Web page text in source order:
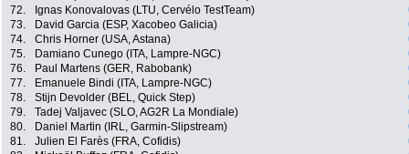
72.
Ignas Konovalovas (LTU, Cervélo TestTeam)
73.
David Garcia (ESP, Xacobeo Galicia)
74.
Chris Horner (USA, Astana)
75.
Damiano Cunego (ITA, Lampre-NGC)
76.
Paul Martens (GER, Rabobank)
77.
Emanuele Bindi (ITA, Lampre-NGC)
78.
Stijn Devolder (BEL, Quick Step)
79.
Tadej Valjavec (SLO, AG2R La Mondiale)
80.
Daniel Martin (IRL, Garmin-Slipstream)
81.
Julien El Farès (FRA, Cofidis)